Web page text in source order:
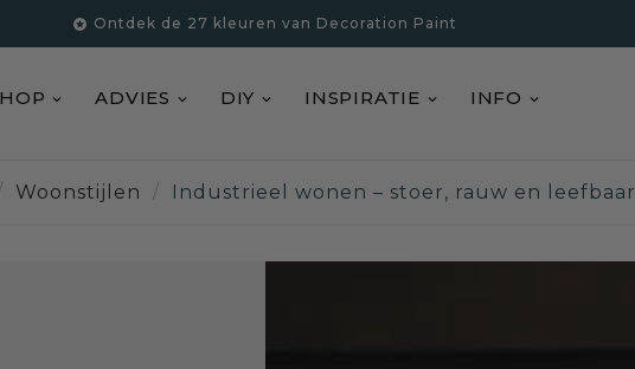
 Ontdek de 27 kleuren van Decoration Paint
ADVIES DIY INSPIRATIE INFO
Woonstijlen Industrieel wonen – stoer, rauw en leefbaar